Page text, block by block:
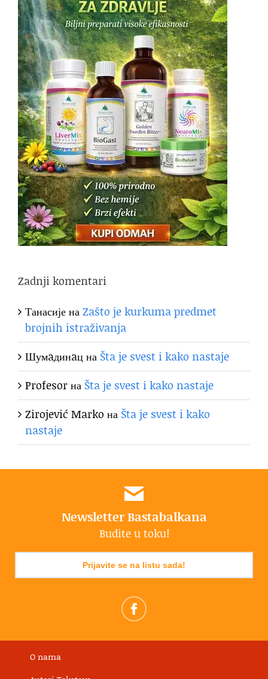
Zadnji komentari
ТанасијенаZašto je kurkuma predmet
brojnih istraživanja
Шумaдинaцна Šta je svest i kako nastaje
Profesorна Šta je svest i kako nastaje
Zirojević Marko на Šta je svest i kako
nastaje
Newsletter Bastabalkana
Budite u toku!
Prijavite se na listu sada!
O nama